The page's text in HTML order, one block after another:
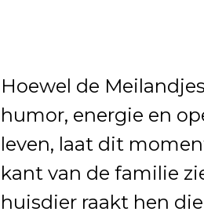
Hoewel de
humor, energie en
leven, laat dit
kant van de familie
huisdier raakt hen